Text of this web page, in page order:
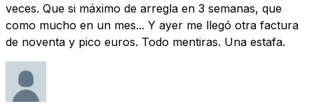
veces. Que si máximo de arregla en 3 semanas, que
como mucho en un mes... Y ayer me llegó otra factura
de noventa y pico euros. Todo mentiras. Una estafa.